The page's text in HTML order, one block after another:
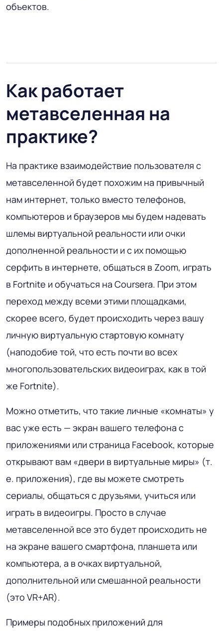
объектов.
Как работает
метавселенная на
практике?
На практике взаимодействие пользователя с
метавселенной будет похожим на привычный
нам интернет, только вместо телефонов,
компьютеров и браузеров мы будем надевать
шлемы виртуальной реальности или очки
дополненной реальности и с их помощью
серфить в интернете, общаться в Zoom, играть
в Fortnite и обучаться на Coursera. При этом
переход между всеми этими площадками,
скорее всего, будет происходить через вашу
личную виртуальную стартовую комнату
(наподобие той, что есть почти во всех
многопользовательских видеоиграх, как в той
же Fortnite).
Можно отметить, что такие личные «комнаты» у
вас уже есть — экран вашего телефона с
приложениями или страница Facebook, которые
открывают вам «двери в виртуальные миры» (т.
е. приложения), где вы можете смотреть
сериалы, общаться с друзьями, учиться или
играть в видеоигры. Просто в случае
метавселенной все это будет происходить не
на экране вашего смартфона, планшета или
компьютера, а в очках виртуальной,
дополнительной или смешанной реальности
(это VR+AR).
Примеры подобных приложений для